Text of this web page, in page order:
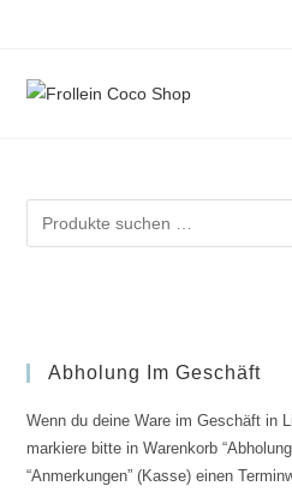
Abholung Im Geschäft
Wenn du deine Ware im Geschäft in
markiere bitte in Warenkorb
“Anmerkungen” (Kasse) einen